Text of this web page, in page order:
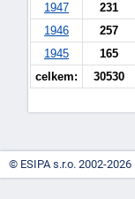
1947
231
1946
257
1945
165
celkem:
30530
© ESIPA s.r.o. 2002-2026